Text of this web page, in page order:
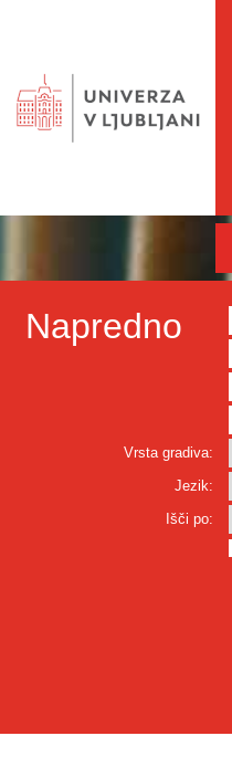
Napredno
Vrsta gradiva:
Jezik:
Išči po: